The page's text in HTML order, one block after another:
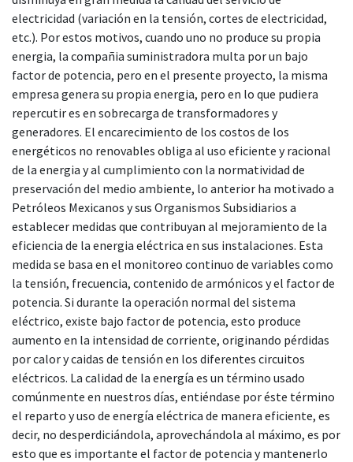
electricidad (variación en la tensión, cortes de electricidad,
etc.). Por estos motivos, cuando uno no produce su propia
energia, la compañia suministradora multa por un bajo
factor de potencia, pero en el presente proyecto, la misma
empresa genera su propia energia, pero en lo que pudiera
repercutir es en sobrecarga de transformadores y
generadores. El encarecimiento de los costos de los
energéticos no renovables obliga al uso eficiente y racional
de la energia y al cumplimiento con la normatividad de
preservación del medio ambiente, lo anterior ha motivado a
Petróleos Mexicanos y sus Organismos Subsidiarios a
establecer medidas que contribuyan al mejoramiento de la
eficiencia de la energia eléctrica en sus instalaciones. Esta
medida se basa en el monitoreo continuo de variables como
la tensión, frecuencia, contenido de armónicos y el factor de
potencia. Si durante la operación normal del sistema
eléctrico, existe bajo factor de potencia, esto produce
aumento en la intensidad de corriente, originando pérdidas
por calor y caidas de tensión en los diferentes circuitos
eléctricos. La calidad de la energía es un término usado
comúnmente en nuestros días, entiéndase por éste término
el reparto y uso de energía eléctrica de manera eficiente, es
decir, no desperdiciándola, aprovechándola al máximo, es por
esto que es importante el factor de potencia y mantenerlo